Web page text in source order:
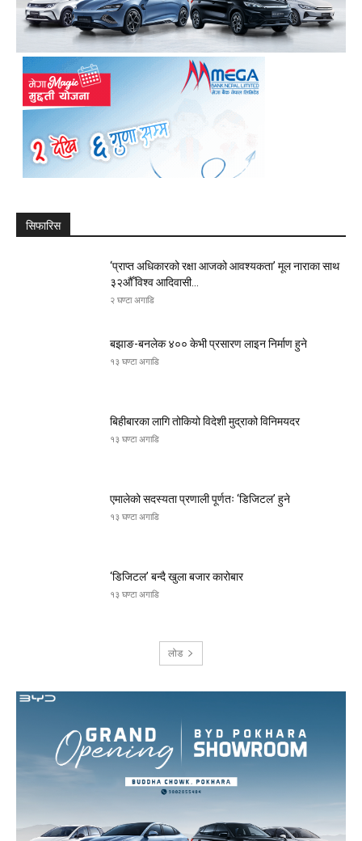
सिफारिस
‘प्राप्त अधिकारको रक्षा आजको आवश्यकता’ मूल नाराका साथ
३२औँ विश्व आदिवासी...
२ घण्टा अगाडि
बझाङ-बनलेक ४०० केभी प्रसारण लाइन निर्माण हुने
१३ घण्टा अगाडि
बिहीबारका लागि तोकियो विदेशी मुद्राको विनिमयदर
१३ घण्टा अगाडि
एमालेको सदस्यता प्रणाली पूर्णतः ‘डिजिटल’ हुने
१३ घण्टा अगाडि
‘डिजिटल’ बन्दै खुला बजार कारोबार
१३ घण्टा अगाडि
लोड